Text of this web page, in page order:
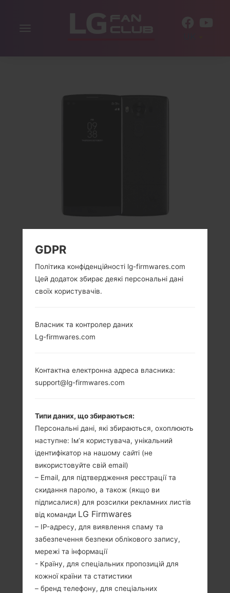
Включити
LG H961 (LGH961) З
СЕРІЇ LG V10
екрану до тіла)
1440 x 2560
пікселів (~515
192 грам (6.77
унції)
Зємний Li-Ion
3000 mAh
Qualcomm
Unknown
GDPR
Політика конфіденційності lg-firmwares.com
Цей додаток збирає деякі персональні дані
своїх користувачів.
Власник та контролер даних
Lg-firmwares.com
Контактна електронна адреса власника:
support@lg-firmwares.com
Типи даних, що збираються:
Персональні дані, які збираються, охоплюють
наступне: Ім’я користувача, унікальний
ідентифікатор на нашому сайті (не
використовуйте свій email)
– Email, для підтвердження реєстрації та
скидання паролю, а також (якщо ви
підписалися) для розсилки рекламних листів
від команди LG Firmwares
– IP-адресу, для виявлення спаму та
забезпечення безпеки облікового запису,
мережі та інформації
- Країну, для спеціальних пропозицій для
кожної країни та статистики
– бренд телефону, для спеціальних